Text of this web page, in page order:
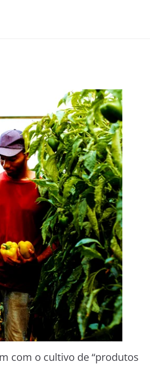
com o cultivo de “produtos